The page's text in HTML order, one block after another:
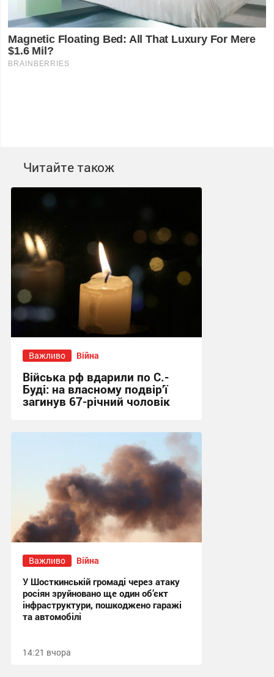
Читайте також
Важливо Війна
Війська рф вдарили по С.-
Буді: на власному подвір’ї
загинув 67-річний чоловік
Важливо Війна
У Шосткинській громаді через атаку
росіян зруйновано ще один об’єкт
інфраструктури, пошкоджено гаражі
та автомобілі
14:21 вчора